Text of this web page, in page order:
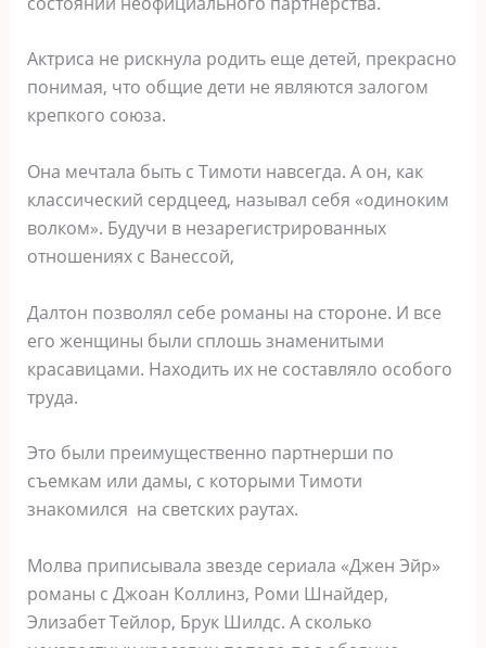
Актриса не рискнула родить еще детей, прекрасно
понимая, что общие дети не являются залогом
крепкого союза.
Она мечтала быть с Тимоти навсегда. А он, как
классический сердцеед, называл себя «одиноким
волком». Будучи в незарегистрированных
отношениях с Ванессой,
Далтон позволял себе романы на стороне. И все
его женщины были сплошь знаменитыми
красавицами. Находить их не составляло особого
труда.
Это были преимущественно партнерши по
съемкам или дамы, с которыми Тимоти
знакомился на светских раутах.
Молва приписывала звезде сериала «Джен Эйр»
романы с Джоан Коллинз, Роми Шнайдер,
Элизабет Тейлор, Брук Шилдс. А сколько